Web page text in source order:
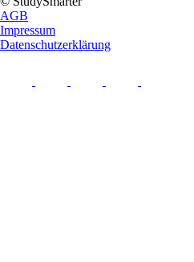
AGB
Impressum
Datenschutzerklärung